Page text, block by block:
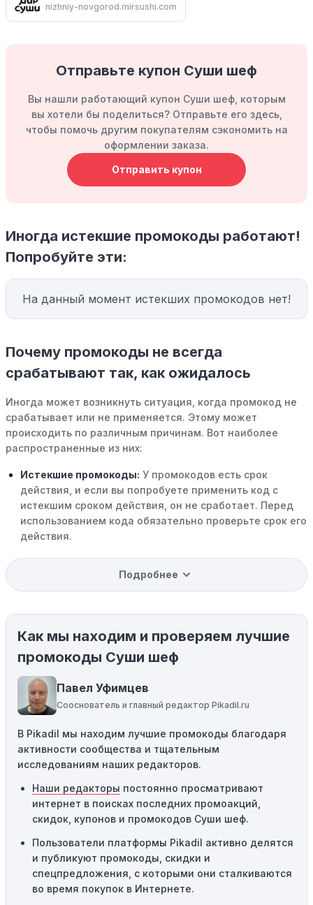
nizhniy-novgorod.mirsushi.com
Отправьте купон Суши шеф
Вы нашли работающий купон Суши шеф, которым
вы хотели бы поделиться? Отправьте его здесь,
чтобы помочь другим покупателям сэкономить на
оформлении заказа.
Отправить купон
Иногда истекшие промокоды работают!
Попробуйте эти:
На данный момент истекших промокодов нет!
Почему промокоды не всегда
срабатывают так, как ожидалось
Иногда может возникнуть ситуация, когда промокод не
срабатывает или не применяется. Этому может
происходить по различным причинам. Вот наиболее
распространенные из них:
Истекшие промокоды: У промокодов есть срок
действия, и если вы попробуете применить код с
истекшим сроком действия, он не сработает. Перед
использованием кода обязательно проверьте срок его
действия.
Уже со скидкой:В некоторых случаях интересующий
вас товар может быть уже со скидкой. Некоторые
магазины предлагают скидки и акции напрямую, без
Ограничения на использование промокода:
Некоторые промокоды распространяются только на
определенные товары, бренды или категории. Если вы
пытаетесь применить код к товару, не
соответствующему критериям, он не сработает.
промокоды требуют соблюдения минимального
порога покупки, чтобы получить право на скидку. Если
сумма в корзине не соответствует указанному порогу,
код не сработает.
Географические ограничения:Действие некоторых
промокодов может быть ограничено определенными
местами или регионами. Если вы находитесь за
пределами указанного региона, то код не будет
применяться.
Подробнее
Как мы находим и проверяем лучшие
промокоды Суши шеф
Павел Уфимцев
Сооснователь и главный редактор Pikadil.ru
В Pikadil мы находим лучшие промокоды благодаря
активности сообщества и тщательным
исследованиям наших редакторов.
Наши редакторы постоянно просматривают
интернет в поисках последних промоакций,
скидок, купонов и промокодов Суши шеф.
Пользователи платформы Pikadil активно делятся
и публикуют промокоды, скидки и
спецпредложения, с которыми они сталкиваются
во время покупок в Интернете.